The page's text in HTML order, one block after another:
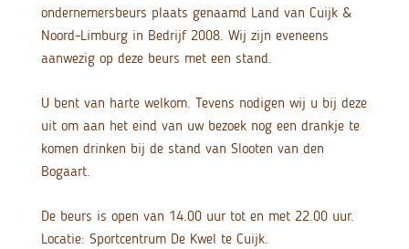
ondernemersbeurs plaats genaamd Land van Cuijk &
Noord-Limburg in Bedrijf 2008. Wij zijn eveneens
aanwezig op deze beurs met een stand.
U bent van harte welkom. Tevens nodigen wij u bij deze
uit om aan het eind van uw bezoek nog een drankje te
komen drinken bij de stand van Slooten van den
Bogaart.
De beurs is open van 14.00 uur tot en met 22.00 uur.
Locatie: Sportcentrum De Kwel te Cuijk.